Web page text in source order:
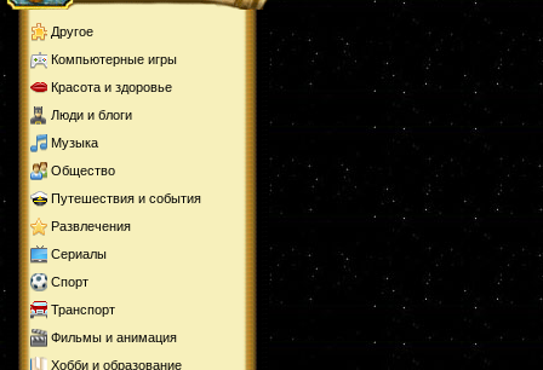
Другое
Компьютерные игры
Красота и здоровье
Люди и блоги
Музыка
Общество
Путешествия и события
Развлечения
Сериалы
Спорт
Транспорт
Фильмы и анимация
Хобби и образование